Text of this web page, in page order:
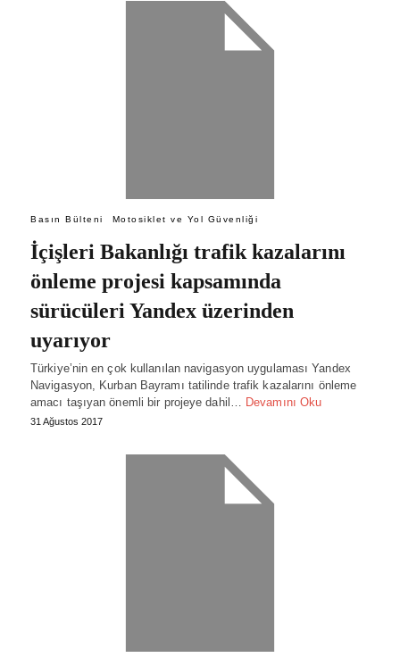
Basın Bülteni Motosiklet ve Yol Güvenliği
İçişleri Bakanlığı trafik kazalarını
önleme projesi kapsamında
sürücüleri Yandex üzerinden
uyarıyor
Türkiye’nin en çok kullanılan navigasyon uygulaması Yandex
Navigasyon, Kurban Bayramı tatilinde trafik kazalarını önleme
amacı taşıyan önemli bir projeye dahil…
Devamını Oku
31 Ağustos 2017